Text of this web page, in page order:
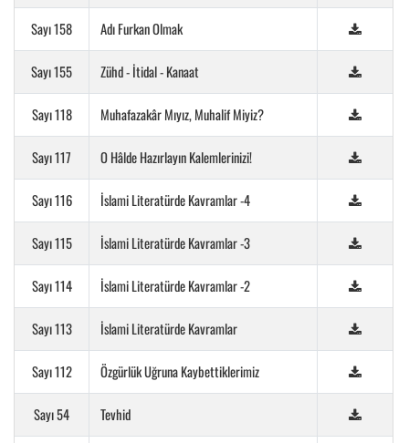
Sayı 158 Adı Furkan Olmak
Sayı 155 Zühd - İtidal - Kanaat
Sayı 118 Muhafazakâr Mıyız, Muhalif Miyiz?
Sayı 117 O Hâlde Hazırlayın Kalemlerinizi!
Sayı 116 İslami Literatürde Kavramlar -4
Sayı 115 İslami Literatürde Kavramlar -3
Sayı 114 İslami Literatürde Kavramlar -2
Sayı 113 İslami Literatürde Kavramlar
Sayı 112 Özgürlük Uğruna Kaybettiklerimiz
Sayı 54 Tevhid